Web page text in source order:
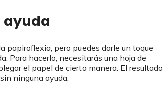
ayuda
papiroflexia, pero puedes darle un toque
Para hacerlo, necesitarás una hoja de
el papel de cierta manera. El resultado
ninguna ayuda.